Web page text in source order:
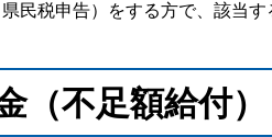
民税申告）をする方で、該当
（不足額給付